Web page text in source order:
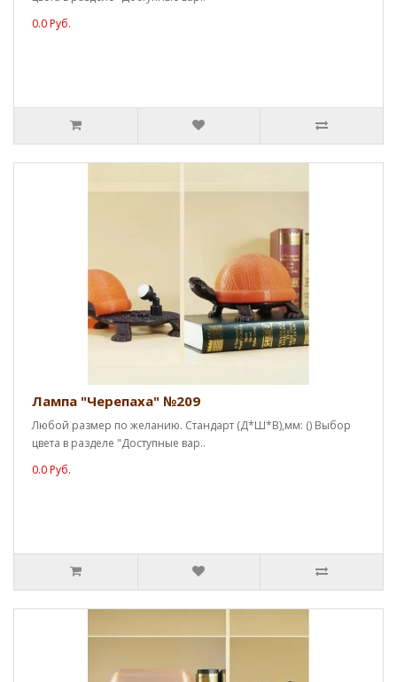
0.0 Руб.
Лампа "Черепаха" №209
Любой размер по желанию. Стандарт (Д*Ш*В),мм: () Выбор
цвета в разделе "Доступные вар..
0.0 Руб.